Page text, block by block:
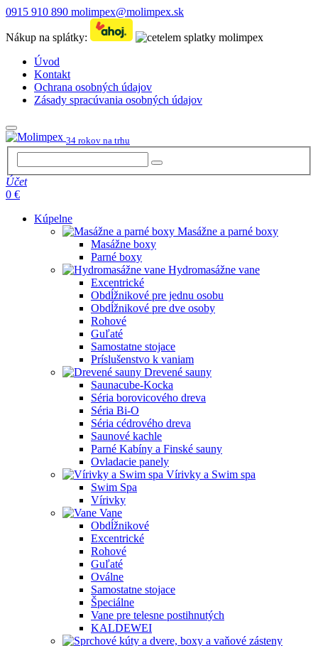
0915 910 890 molimpex@molimpex.sk
Nákup na splátky:
Úvod
Kontakt
Ochrana osobných údajov
Zásady spracúvania osobných údajov
34 rokov na trhu
Účet
0 €
Kúpelne
Masážne a parné boxy
Masážne boxy
Parné boxy
Hydromasážne vane
Excentrické
Obdĺžnikové pre jednu osobu
Obdĺžnikové pre dve osoby
Rohové
Guľaté
Samostatne stojace
Príslušenstvo k vaniam
Drevené sauny
Saunacube-Kocka
Séria borovicového dreva
Séria Bi-O
Séria cédrového dreva
Saunové kachle
Parné Kabíny a Finské sauny
Ovladacie panely
Vírivky a Swim spa
Swim Spa
Vírivky
Vane
Obdĺžnikové
Excentrické
Rohové
Guľaté
Oválne
Samostatne stojace
Špeciálne
Vane pre telesne postihnutých
KALDEWEI